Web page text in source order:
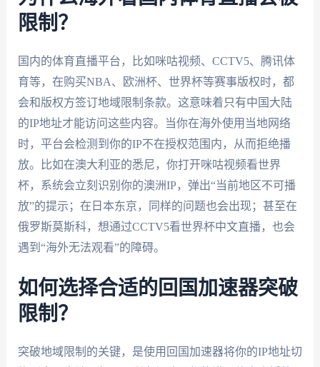
限制？
国内的体育直播平台，比如咪咕视频、CCTV5、腾讯体
育等，在购买NBA、欧洲杯、世界杯等赛事版权时，都
会和版权方签订地域限制条款。这意味着只有中国大陆
的IP地址才能访问这些内容。当你在海外使用当地网络
时，平台会检测到你的IP不在授权范围内，从而拒绝播
放。比如在澳大利亚的悉尼，你打开咪咕视频看世界
杯，系统会立刻识别你的澳洲IP，弹出“当前地区不可播
放”的提示；在日本东京，同样的问题也会出现；甚至在
俄罗斯莫斯科，想通过CCTV5看世界杯中文直播，也会
遇到“海外无法观看”的障碍。
如何选择合适的回国加速器突破
限制？
突破地域限制的关键，是使用回国加速器将你的IP地址切